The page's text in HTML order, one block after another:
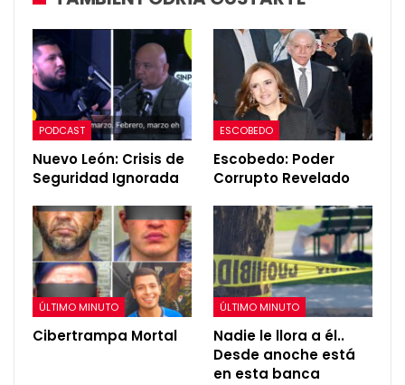
PODCAST
Nuevo León: Crisis de
Seguridad Ignorada
ESCOBEDO
Escobedo: Poder
Corrupto Revelado
ÚLTIMO MINUTO
Cibertrampa Mortal
ÚLTIMO MINUTO
Nadie le llora a él..
Desde anoche está
en esta banca